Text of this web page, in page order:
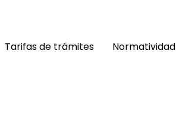
Tarifas de trámites Normatividad